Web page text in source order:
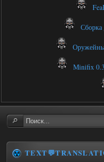
Minifix